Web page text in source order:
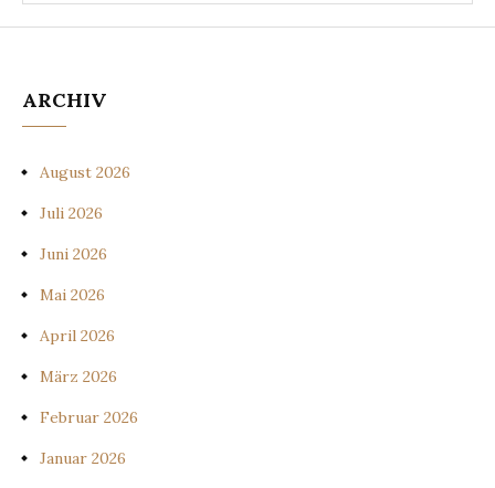
ARCHIV
August 2026
Juli 2026
Juni 2026
Mai 2026
April 2026
März 2026
Februar 2026
Januar 2026